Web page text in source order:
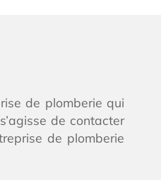
de plomberie qui
de contacter
de plomberie